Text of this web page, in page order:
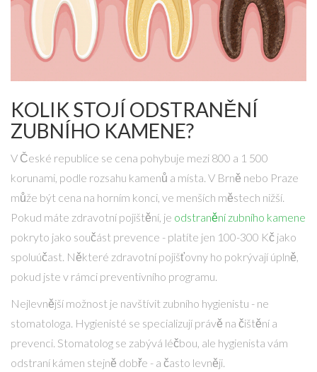
KOLIK STOJÍ ODSTRANĚNÍ
ZUBNÍHO KAMENE?
V České republice se cena pohybuje mezi 800 a 1 500
korunami, podle rozsahu kamenů a místa. V Brně nebo Praze
může být cena na horním konci, ve menších městech nižší.
Pokud máte zdravotní pojištění, je odstranění zubního kamene
pokryto jako součást prevence - platíte jen 100-300 Kč jako
spoluúčast. Některé zdravotní pojišťovny ho pokrývají úplně,
pokud jste v rámci preventivního programu.
Nejlevnější možnost je navštívit zubního hygienistu - ne
stomatologa. Hygienisté se specializují právě na čištění a
prevenci. Stomatolog se zabývá léčbou, ale hygienista vám
odstraní kámen stejně dobře - a často levněji.